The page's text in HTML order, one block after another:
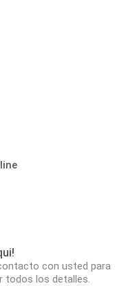
con usted para
todos los detalles.